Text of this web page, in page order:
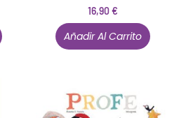
16,90€
Añadir Al Carrito